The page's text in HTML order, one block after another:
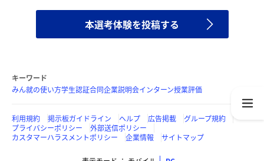
本選考体験を投稿する
キーワード
みん就の使い方学生認証合同企業説明会インターン授業評価
利用規約 掲示板ガイドライン ヘルプ 広告掲載
グループ規約
プライバシーポリシー
外部送信ポリシー
カスタマーハラスメントポリシー
企業情報 サイトマップ